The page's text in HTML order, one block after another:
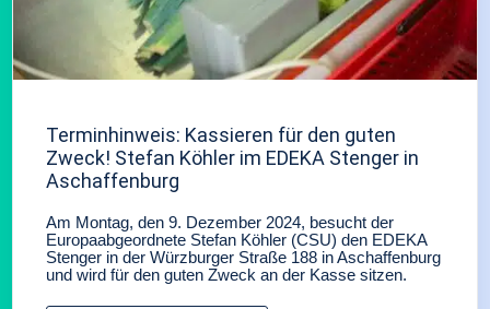
Terminhinweis: Kassieren für den guten
Zweck! Stefan Köhler im EDEKA Stenger in
Aschaffenburg
Am Montag, den 9. Dezember 2024, besucht der
Europaabgeordnete Stefan Köhler (CSU) den EDEKA
Stenger in der Würzburger Straße 188 in Aschaffenburg
und wird für den guten Zweck an der Kasse sitzen.